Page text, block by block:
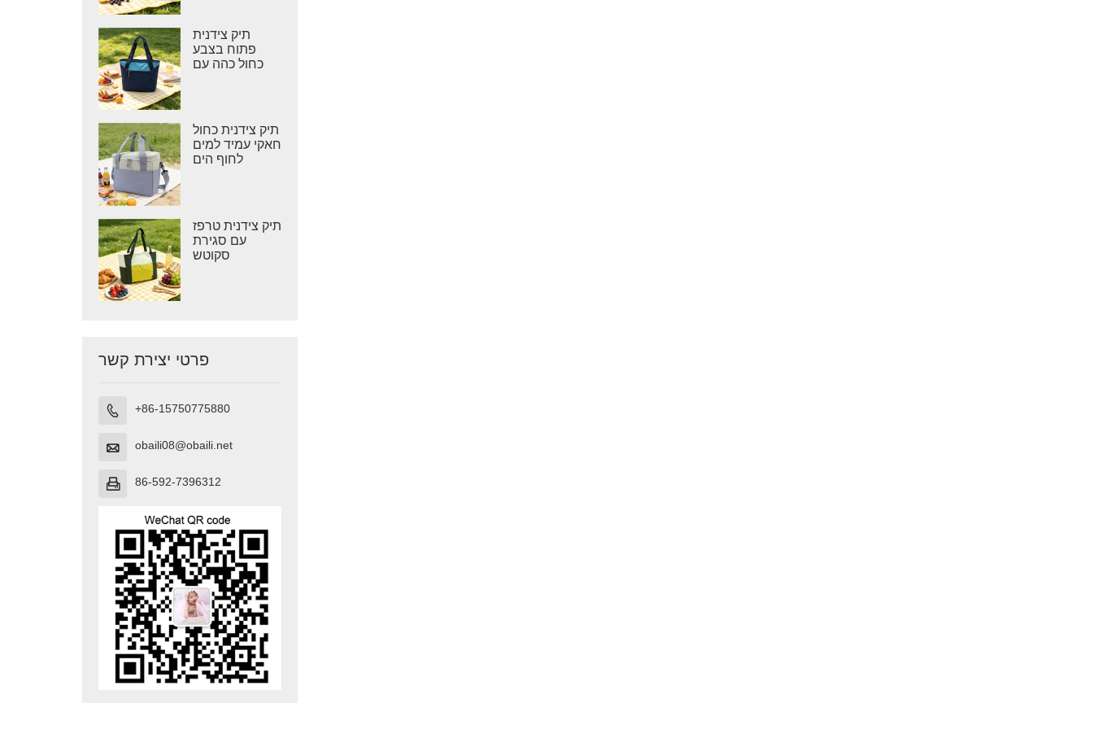
תיק צידנית
פתוח בצבע
כחול כהה עם
תיק צידנית כחול
חאקי עמיד למים
לחוף הים
תיק צידנית טרפז
עם סגירת
סקוטש
פרטי יצירת קשר
 +86-15750775880
 obaili08@obaili.net
 86-592-7396312